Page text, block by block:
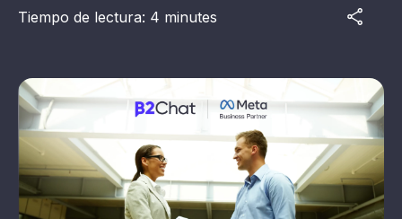
Tiempo de lectura: 4 minutes